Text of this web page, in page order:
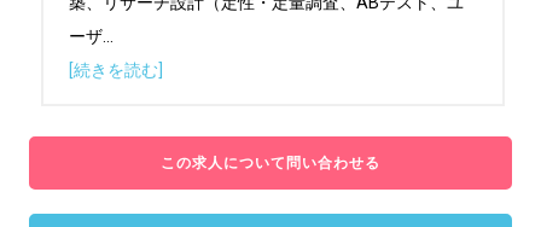
ーザ
[続きを読む]
この求人について問い合わせる